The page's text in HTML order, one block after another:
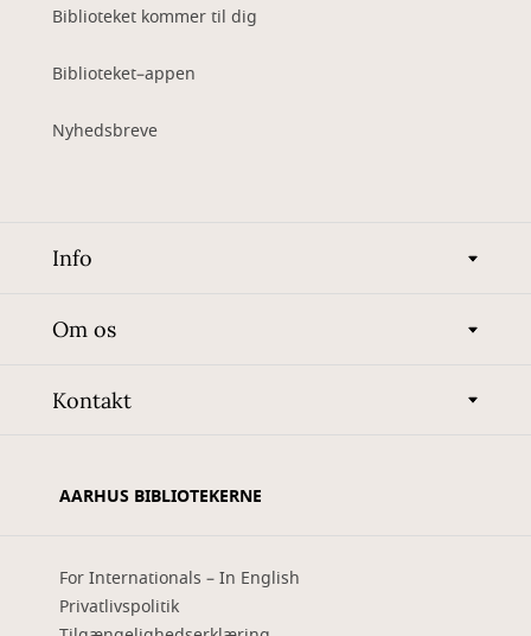
Biblioteket kommer til dig
Biblioteket–appen
Nyhedsbreve
Info
Om os
Kontakt
AARHUS BIBLIOTEKERNE
For Internationals – In English
Privatlivspolitik